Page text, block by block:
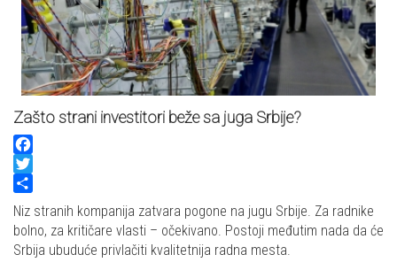
Zašto strani investitori beže sa juga Srbije?
Facebook
Twitter
Share
Niz stranih kompanija zatvara pogone na jugu Srbije. Za radnike
bolno, za kritičare vlasti – očekivano. Postoji međutim nada da će
Srbija ubuduće privlačiti kvalitetnija radna mesta.